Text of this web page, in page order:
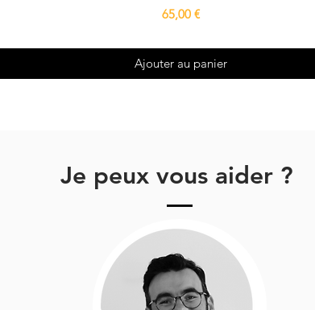
Prix
65,00 €
Ajouter au panier
Je peux vous aider ?